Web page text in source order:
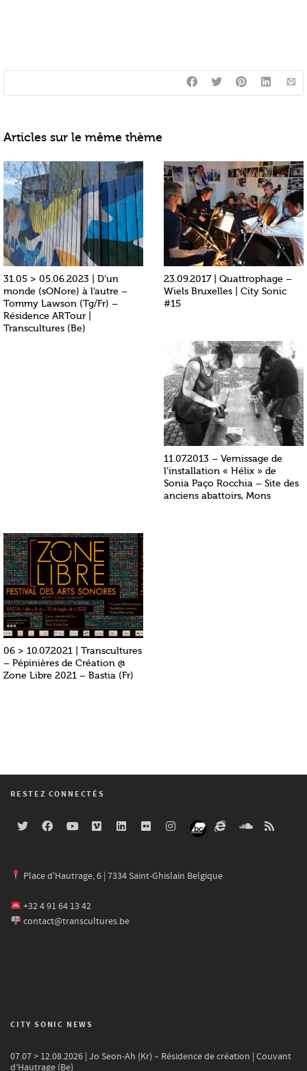
Articles sur le même thème
31.05 > 05.06.2023 | D’un
monde (sONore) à l’autre –
Tommy Lawson (Tg/Fr) –
Résidence ARTour |
Transcultures (Be)
23.09.2017 | Quattrophage –
Wiels Bruxelles | City Sonic
#15
11.07.2013 – Vernissage de
l’installation « Hélix » de
Sonia Paço Rocchia – Site des
anciens abattoirs, Mons
06 > 10.07.2021 | Transcultures
– Pépinières de Création @
Zone Libre 2021 – Bastia (Fr)
RESTEZ CONNECTÉS
Place d'Hautrage, 6 | 7334 Saint-Ghislain Belgique
+32 4 91 64 13 42
contact@transcultures.be
CITY SONIC NEWS
07.07 > 12.08.2026 | Jo Seon-Ah (Kr) – Résidence de création | Couvant
d’Hautrage (Be)